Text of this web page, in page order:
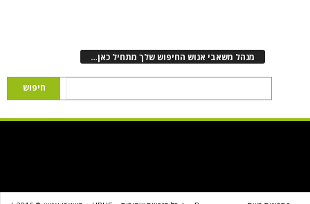
מנהל משאבי אנוש החיפוש שלך מתחיל כאן…